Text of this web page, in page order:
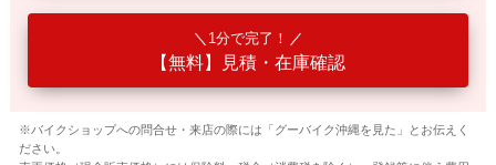
1分で完了！
【無料】見積・在庫確認
※バイクショップへの問合せ・来店の際には「グーバイク沖縄を見た」とお伝えく
ださい。